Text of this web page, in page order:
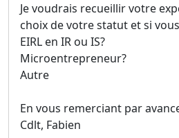
Je voudrais recueillir votre
choix de votre statut et si
EIRL en IR ou IS?
Microentrepreneur?
Autre
En vous remerciant par
Cdlt, Fabien